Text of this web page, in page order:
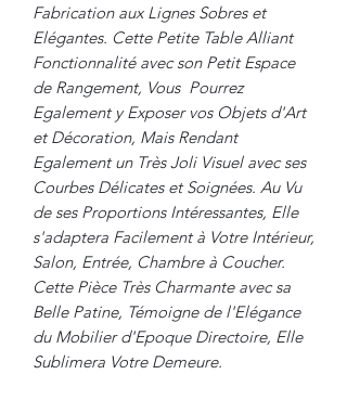
Fabrication aux Lignes Sobres et
Elégantes. Cette Petite Table Alliant
Fonctionnalité avec son Petit Espace
de Rangement, Vous Pourrez
Egalement y Exposer vos Objets d'Art
et Décoration, Mais Rendant
Egalement un Très Joli Visuel avec ses
Courbes Délicates et Soignées. Au Vu
de ses Proportions Intéressantes, Elle
s'adaptera Facilement à Votre Intérieur,
Salon, Entrée, Chambre à Coucher.
Cette Pièce Très Charmante avec sa
Belle Patine, Témoigne de l'Elégance
du Mobilier d'Epoque Directoire, Elle
Sublimera Votre Demeure.